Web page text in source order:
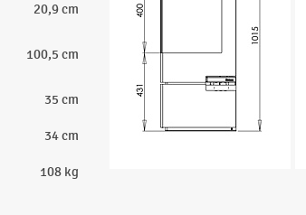
20,9 cm
100,5 cm
35 cm
34 cm
108 kg